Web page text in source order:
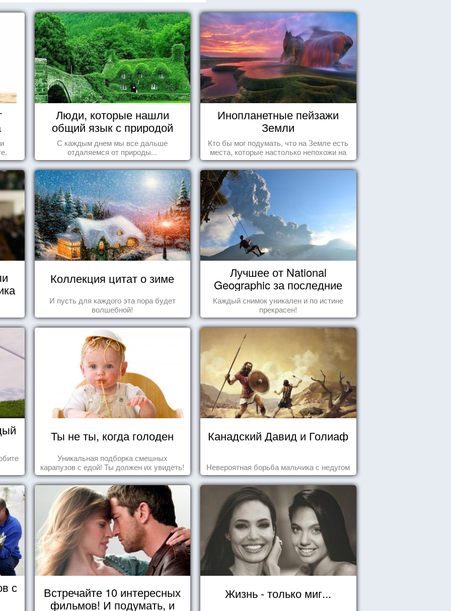
Люди, которые нашли
общий язык с природой
С каждым днем мы все дальше
отдаляемся от природы...
Инопланетные пейзажи
Земли
Кто бы мог подумать, что на Земле есть
места, которые настолько непохожи на
привычные для человечества пейзажи,
что кажутся и вовсе инопланетными!
Коллекция цитат о зиме
И пусть для каждого эта пора будет
волшебной!
Лучшее от National
Geographic за последние
пару лет
Каждый снимок уникален и по истине
прекрасен!
Ты не ты, когда голоден
Уникальная подборка смешных
карапузов с едой! Ты должен их увидеть!
Канадский Давид и Голиаф
Невероятная борьба мальчика с недугом
с
Встречайте 10 интересных
фильмов! И подумать, и
Жизнь - только миг...